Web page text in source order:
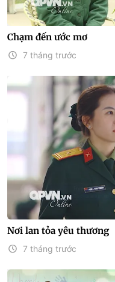
Chạm đến ước mơ
7 tháng trước
Nơi lan tỏa yêu thương
7 tháng trước